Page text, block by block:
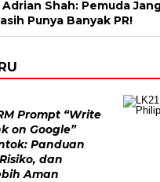
Shah: Pemuda
Punya Banyak PR!
Prompt “Write
on Google”
Panduan
dan
Aman